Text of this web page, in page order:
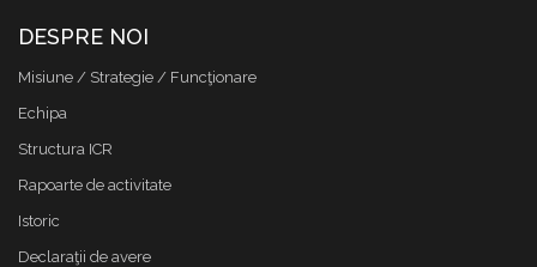
DESPRE NOI
Misiune / Strategie / Funcţionare
Echipa
Structura ICR
Rapoarte de activitate
Istoric
Declaraţii de avere